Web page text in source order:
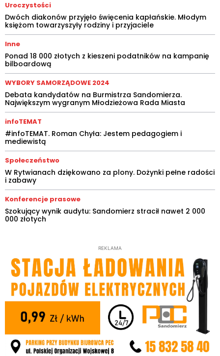
Uroczystości
Dwóch diakonów przyjęło święcenia kapłańskie. Młodym
księżom towarzyszyły rodziny i przyjaciele
Inne
Ponad 18 000 złotych z kieszeni podatników na kampanię
bilboardową
WYBORY SAMORZĄDOWE 2024
Debata kandydatów na Burmistrza Sandomierza.
Największym wygranym Młodzieżowa Rada Miasta
infoTEMAT
#infoTEMAT. Roman Chyła: Jestem pedagogiem i
mediewistą
Społeczeństwo
W Rytwianach dziękowano za plony. Dożynki pełne radości
i zabawy
Konferencje prasowe
Szokujący wynik audytu: Sandomierz stracił nawet 2 000
000 złotych
REKLAMA